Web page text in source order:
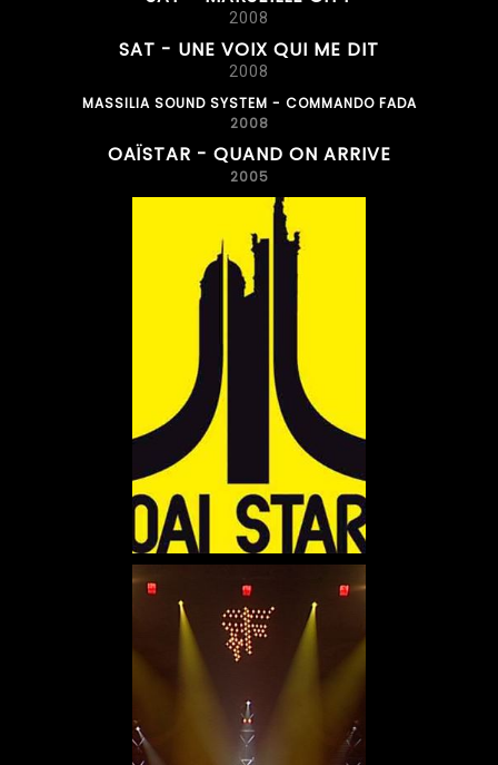
2008
SAT - UNE VOIX QUI ME DIT
2008
MASSILIA SOUND SYSTEM - COMMANDO FADA
2008
OAÏSTAR - QUAND ON ARRIVE
2005